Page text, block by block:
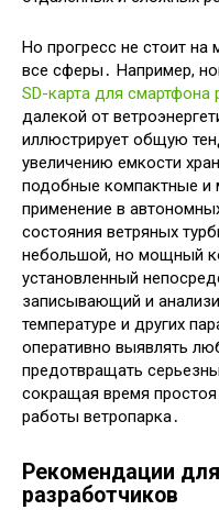
Но прогресс не стоит на
все сферы․ Например,
SD-карта для смартфона
далекой от
иллюстрирует общую
увеличению емкости
подобные компактные и
применение в
состояния ветряных
небольшой, но мощный
установленный
записывающий и
температуре и других
оперативно выявлять
предотвращать
сокращая время
работы ветропарка․
Рекомендации
разработчиков